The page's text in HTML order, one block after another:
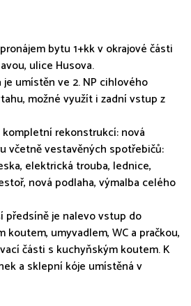
bytu 1+kk v okrajové části
ulice Husova.
je umístěn ve 2. NP cihlového
možné využít i zadní vstup z
rekonstrukcí: nová
včetně vestavěných spotřebičů:
elektrická trouba, lednice,
nová podlaha, výmalba celého
předsíně je nalevo vstup do
umyvadlem, WC a pračkou,
části s kuchyňským koutem. K
a sklepní kóje umístěná v